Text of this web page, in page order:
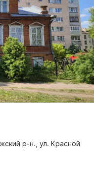
р-н., ул. Красной